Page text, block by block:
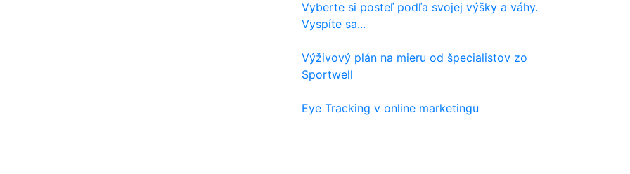
Vyberte si posteľ podľa svojej výšky a váhy.
Vyspíte sa...
Výživový plán na mieru od špecialistov zo
Sportwell
Eye Tracking v online marketingu